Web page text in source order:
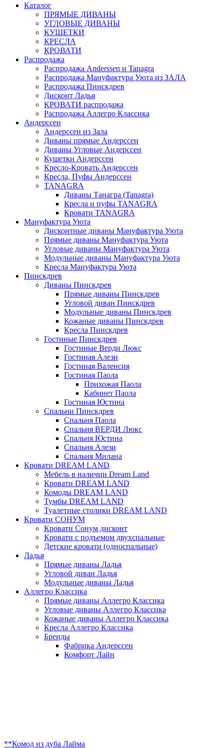
Каталог
ПРЯМЫЕ ДИВАНЫ
УГЛОВЫЕ ДИВАНЫ
КУШЕТКИ
КРЕСЛА
КРОВАТИ
Распродажа
Распродажа Аnderssen и Tanagra
Распродажа Мануфактура Уюта из ЗАЛА
Распродажа Пинскдрев
Дисконт Ладья
КРОВАТИ распродажа
Распродажа Аллегро Классика
Андерссен
Андерсcен из Зала
Диваны прямые Андерссен
Диваны Угловые Андерссен
Кушетки Андерссен
Кресло-Кровать Андерссен
Кресла, Пуфы Андерссен
TANAGRA
Диваны Танагра (Tanagra)
Кресла и пуфы TANAGRA
Кровати TANAGRA
Мануфактура Уюта
Дисконтные диваны Мануфактура Уюта
Прямые диваны Мануфактура Уюта
Угловые диваны Мануфактура Уюта
Модульные диваны Мануфактура Уюта
Кресла Мануфактура Уюта
Пинскдрев
Диваны Пинскдрев
Прямые диваны Пинскдрев
Угловой диван Пинскдрев
Модульные диваны Пинскдрев
Кожаные диваны Пинскдрев
Кресла Пинскдрев
Гостиные Пинскдрев
Гостиные Верди Люкс
Гостиная Алези
Гостиная Валенсия
Гостиная Паола
Прихожая Паола
Кабинет Паола
Гостиная Юстина
Спальни Пинскдрев
Спальня Паола
Спальня ВЕРДИ Люкс
Спальня Юстина
Спальня Алези
Спальня Милана
Кровати DREAM LAND
Мебель в наличии Dream Land
Кровати DREAM LAND
Комоды DREAM LAND
Тумбы DREAM LAND
Туалетные столики DREAM LAND
Кровати СОНУМ
Кровати Сонум дисконт
Кровати с подъемом двухспальные
Детские кровати (односпальные)
Ладья
Прямые диваны Ладья
Угловой диван Ладья
Модульные диваны Ладья
Аллегро Классика
Прямые диваны Аллегро Классика
Угловые диваны Аллегро Классика
Кожаные диваны Аллегро Классика
Кресла Аллегро Классика
Бренды
Фабрика Андерссен
Комфорт Лайн
**Комод из дуба Лайма